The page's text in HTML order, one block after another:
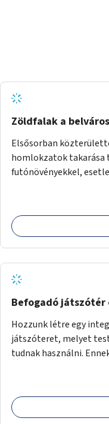
Zöldfalak a
Elsősorban
homlokzatok
futónövényekkel,
nincs lehetőség.
Befogadó játszótér
Hozzunk létre egy
játszóteret, melyet
tudnak használni.
játszótér kialakítására.